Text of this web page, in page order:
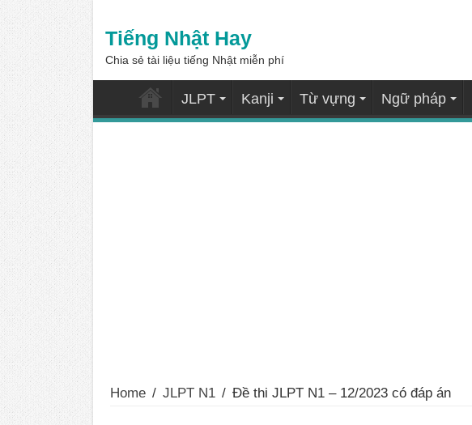
Tiếng Nhật Hay
Chia sẻ tài liệu tiếng Nhật miễn phí
JLPT Kanji Từ vựng Ngữ pháp
Home / JLPT N1 / Đề thi JLPT N1 – 12/2023 có đáp án